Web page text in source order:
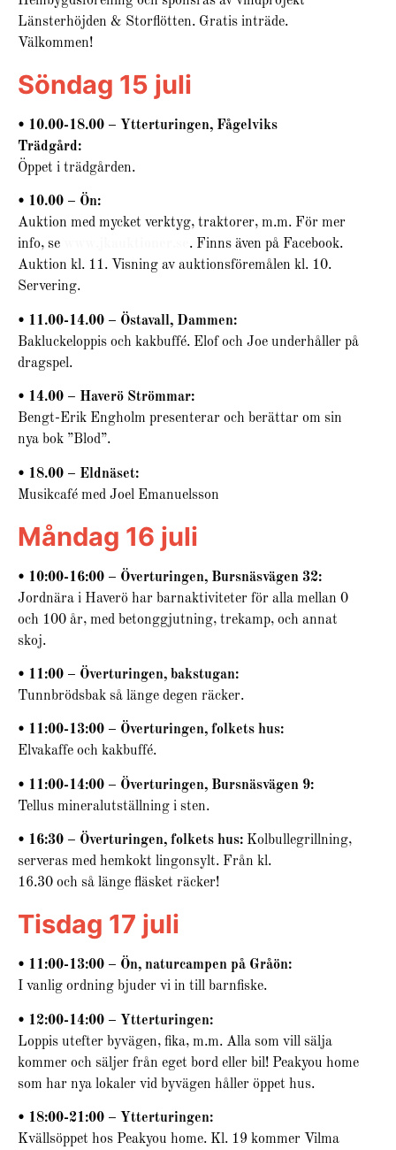
Länsterhöjden & Storflötten. Gratis inträde.
Välkommen!
Söndag 15 juli
• 10.00-18.00 – Ytterturingen, Fågelviks
Trädgård:
Öppet i trädgården.
• 10.00 – Ön:
Auktion med mycket verktyg, traktorer, m.m. För mer
info, se
. Finns även på Facebook.
Auktion kl. 11. Visning av auktionsföremålen kl. 10.
Servering.
• 11.00-14.00 – Östavall, Dammen:
Bakluckeloppis och kakbuffé. Elof och Joe underhåller på
dragspel.
• 14.00 – Haverö Strömmar:
Bengt-Erik Engholm presenterar och berättar om sin
nya bok ”Blod”.
• 18.00 – Eldnäset:
Musikcafé med Joel Emanuelsson
Måndag 16 juli
• 10:00-16:00 – Överturingen, Bursnäsvägen 32:
Jordnära i Haverö har barnaktiviteter för alla mellan 0
och 100 år, med betonggjutning, trekamp, och annat
skoj.
• 11:00 – Överturingen, bakstugan:
Tunnbrödsbak så länge degen räcker.
• 11:00-13:00 – Överturingen, folkets hus:
Elvakaffe och kakbuffé.
• 11:00-14:00 – Överturingen, Bursnäsvägen 9:
Tellus mineralutställning i sten.
• 16:30 – Överturingen, folkets hus: Kolbullegrillning,
serveras med hemkokt lingonsylt. Från kl.
16.30 och så länge fläsket räcker!
Tisdag 17 juli
• 11:00-13:00 – Ön, naturcampen på Gråön:
I vanlig ordning bjuder vi in till barnfiske.
• 12:00-14:00 – Ytterturingen:
Loppis utefter byvägen, fika, m.m. Alla som vill sälja
kommer och säljer från eget bord eller bil! Peakyou home
som har nya lokaler vid byvägen håller öppet hus.
• 18:00-21:00 – Ytterturingen:
Kvällsöppet hos Peakyou home. Kl. 19 kommer Vilma